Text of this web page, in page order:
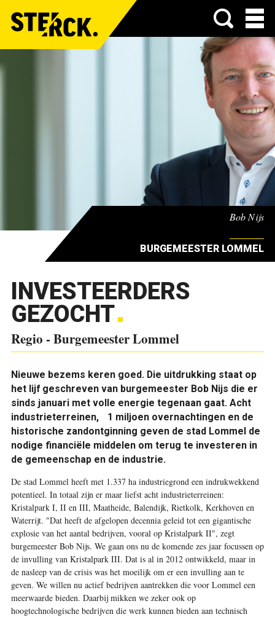
Menu
Bob Nijs
BURGEMEESTER LOMMEL
INVESTEERDERS
GEZOCHT
Regio - Burgemeester Lommel
Nieuwe bezems keren goed. Die uitdrukking staat op
het lijf geschreven van burgemeester Bob Nijs die er
sinds januari met volle energie tegenaan gaat. Acht
industrieterreinen, 1 miljoen overnachtingen en de
historische zandontginning geven de stad Lommel de
nodige financiële middelen om terug te investeren in
de gemeenschap en de industrie.
De stad Lommel heeft met 1.337 ha industriegrond een indrukwekkend
potentieel. In totaal zijn er maar liefst acht industrieterreinen:
Kristalpark I, II en III, Maatheide, Balendijk, Rietkolk, Kerkhoven en
Waterrijt. "Dat heeft de afgelopen decennia geleid tot een gigantische
explosie van het aantal bedrijven, vooral op Kristalpark II", zegt
burgemeester Bob Nijs. We gaan ons nu de komende zes jaar focussen op
de invulling van Kristalpark III. Dat is al in 2012 ontwikkeld, maar in
de nasleep van de crisis was het moeilijk om er een invulling aan te
geven. We willen nu actief bedrijven aantrekken die voor Lommel een
meerwaarde bieden. Daarbij mikken we zeker ook op
hoogtechnologische bedrijven die werk kunnen bieden aan technisch